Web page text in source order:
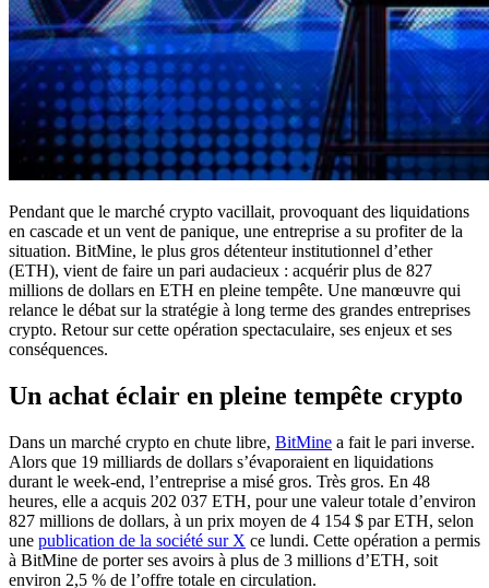
Pendant que le marché crypto vacillait, provoquant des liquidations
en cascade et un vent de panique, une entreprise a su profiter de la
situation. BitMine, le plus gros détenteur institutionnel d’ether
(ETH), vient de faire un pari audacieux : acquérir plus de 827
millions de dollars en ETH en pleine tempête. Une manœuvre qui
relance le débat sur la stratégie à long terme des grandes entreprises
crypto. Retour sur cette opération spectaculaire, ses enjeux et ses
conséquences.
Un achat éclair en pleine tempête crypto
Dans un marché crypto en chute libre, BitMine a fait le pari inverse.
Alors que 19 milliards de dollars s’évaporaient en liquidations
durant le week-end, l’entreprise a misé gros. Très gros. En 48
heures, elle a acquis 202 037 ETH, pour une valeur totale d’environ
827 millions de dollars, à un prix moyen de 4 154 $ par ETH, selon
une publication de la société sur X ce lundi. Cette opération a permis
à BitMine de porter ses avoirs à plus de 3 millions d’ETH, soit
environ 2,5 % de l’offre totale en circulation.